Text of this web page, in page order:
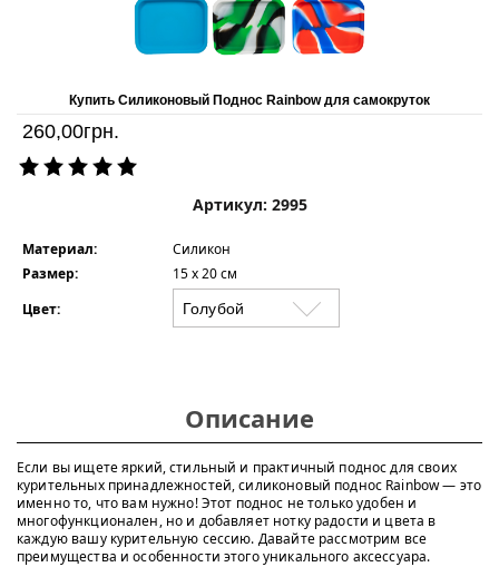
Купить Силиконовый Поднос Rainbow для самокруток
260,00грн.
Артикул: 2995
Материал:
Силикон
Размер:
15 х 20 см
Цвет:
Описание
Если вы ищете яркий, стильный и практичный поднос для своих
курительных принадлежностей, силиконовый поднос Rainbow — это
именно то, что вам нужно! Этот поднос не только удобен и
многофункционален, но и добавляет нотку радости и цвета в
каждую вашу курительную сессию. Давайте рассмотрим все
преимущества и особенности этого уникального аксессуара.